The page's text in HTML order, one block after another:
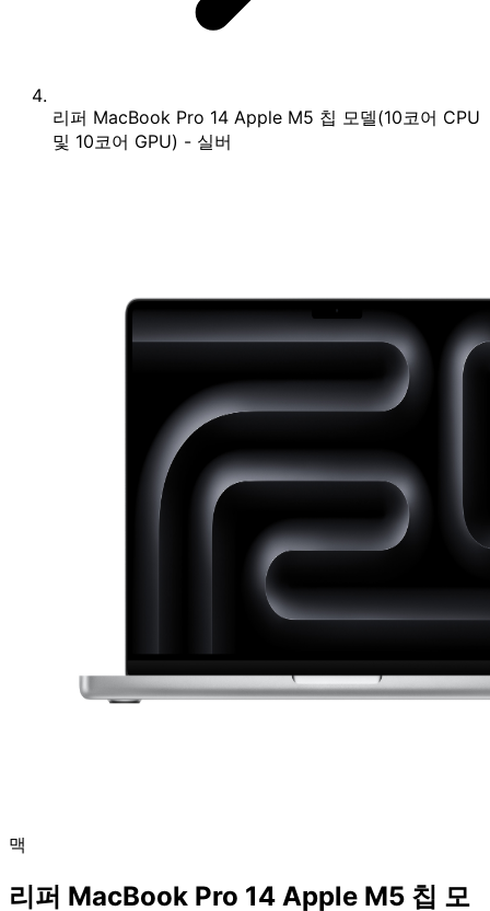
리퍼 MacBook Pro 14 Apple M5 칩 모델(10코어 CPU
및 10코어 GPU) - 실버
맥
리퍼 MacBook Pro 14 Apple M5 칩 모